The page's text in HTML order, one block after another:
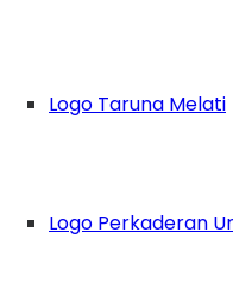
Logo Taruna Melati
Logo Perkaderan